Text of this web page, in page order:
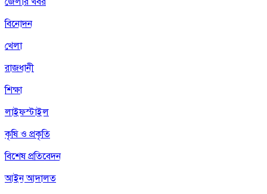
বিনোদন
খেলা
রাজধানী
শিক্ষা
লাইফস্টাইল
কৃষি ও প্রকৃতি
বিশেষ প্রতিবেদন
আইন আদালত